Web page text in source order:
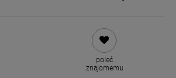
poleć
znajomemu